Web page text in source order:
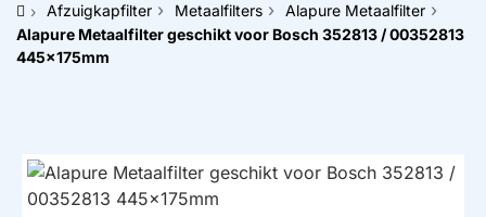
naar
op
zoek?
h
o
Afzuigkapfilter Metaalfilters
Alapure Metaalfilter
Alapure Metaalfilter geschikt voor Bosch 352813 / 00352813
445x175mm